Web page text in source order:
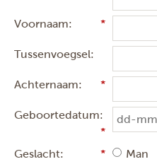
Voornaam:
Tussenvoegsel:
Achternaam:
Geboortedatum:
Geslacht:
Man